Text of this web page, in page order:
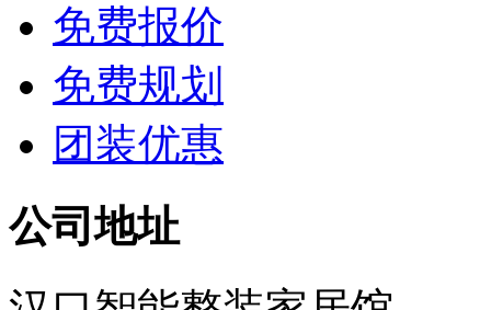
免费报价
免费规划
团装优惠
公司地址